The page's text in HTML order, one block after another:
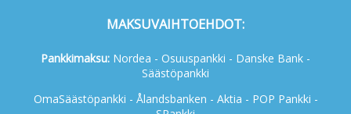
MAKSUVAIHTOEHDOT:
Pankkimaksu: Nordea - Osuuspankki - Danske Bank -
Säästöpankki
OmaSäästöpankki - Ålandsbanken - Aktia - POP Pankki -